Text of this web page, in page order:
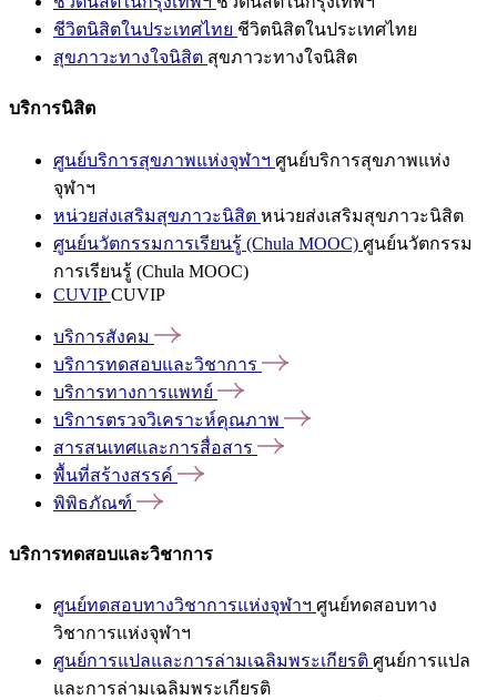
ชีวิตนิสิตในประเทศไทย ชีวิตนิสิตในประเทศไทย
สุขภาวะทางใจนิสิต สุขภาวะทางใจนิสิต
บริการนิสิต
ศูนย์บริการสุขภาพแห่งจุฬาฯ ศูนย์บริการสุขภาพแห่ง
จุฬาฯ
หน่วยส่งเสริมสุขภาวะนิสิต หน่วยส่งเสริมสุขภาวะนิสิต
ศูนย์นวัตกรรมการเรียนรู้ (Chula MOOC) ศูนย์นวัตกรรม
การเรียนรู้ (Chula MOOC)
CUVIPCUVIP
บริการสังคม
บริการทดสอบและวิชาการ
บริการทางการแพทย์
บริการตรวจวิเคราะห์คุณภาพ
สารสนเทศและการสื่อสาร
พื้นที่สร้างสรรค์
พิพิธภัณฑ์
บริการทดสอบและวิชาการ
ศูนย์ทดสอบทางวิชาการแห่งจุฬาฯ ศูนย์ทดสอบทาง
วิชาการแห่งจุฬาฯ
ศูนย์การแปลและการล่ามเฉลิมพระเกียรติ ศูนย์การแปล
และการล่ามเฉลิมพระเกียรติ